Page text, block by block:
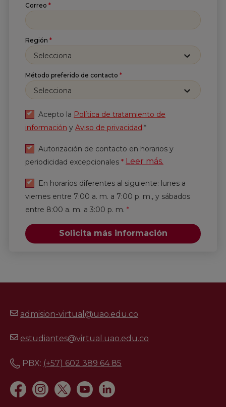
Correo *
Región *
Selecciona
Método preferido de contacto *
Selecciona
Acepto la Política de tratamiento de
información y Aviso de privacidad.*
Autorización de contacto en horarios y
periodicidad excepcionales * Leer más.
En horarios diferentes al siguiente: lunes a
viernes entre 7:00 a. m. a 7:00 p. m., y sábados
entre 8:00 a. m. a 3:00 p. m. *
Solicita más información
admision-virtual@uao.edu.co
estudiantes@virtual.uao.edu.co
PBX: (+57) 602 389 64 85